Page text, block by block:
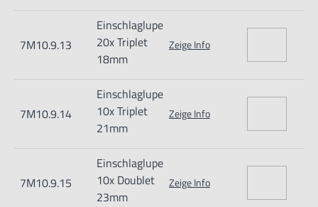
Varsseveld/ Netherlands, email: Info@hogetex.com
7M10.9.13
Einschlaglupe
20x Triplet
18mm
Zeige Info
7M10.9.14
Einschlaglupe
10x Triplet
21mm
Zeige Info
7M10.9.15
Einschlaglupe
10x Doublet
23mm
Zeige Info